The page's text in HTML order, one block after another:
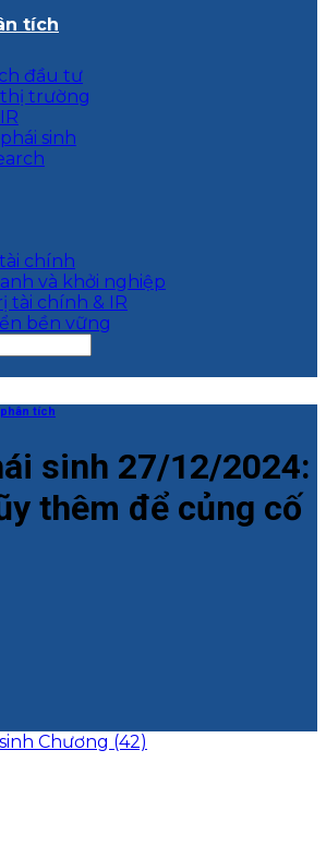
tích
đầu tư
trường
sinh
chính
và khởi nghiệp
tài chính & IR
bền vững
tích
sinh 27/12/2024:
thêm để củng cố
Chương (42)